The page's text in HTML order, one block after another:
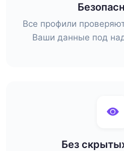
Все профили
Ваши данные под
Без